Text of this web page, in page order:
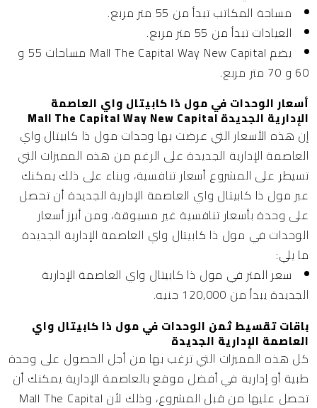
مساحة المكاتب تبدأ من 55 متر مربع.
العيادات تبدأ من 55 متر مربع.
يضم Mall The Capital Way New Capital مساحات 55 و
60 و 70 متر مربع.
أسعار الوحدات في مول ذا كابيتال واي العاصمة
الإدارية الجديدة Mall The Capital Way New Capital
إن هذه الأسعار التي عرضت بها وحدات مول ذا كابيتال واي
العاصمة الإدارية الجديدة على الرغم من هذه المميزات التي
تسيطر على المشروع أسعار تنافسية، وبناء على ذلك يمكنك
عبر مول ذا كابيتال واي العاصمة الإدارية الجديدة أن تحصل
على وحدة بأسعار تنافسية غير مسبوقة، ومن أبرز أسعار
الوحدات في مول ذا كابيتال واي العاصمة الإدارية الجديدة
ما يلي:
سعر المتر في مول ذا كابيتال واي العاصمة الإدارية
الجديدة يبدأ من 120,000 جنيه.
باقات تقسيط ثمن الوحدات في مول ذا كابيتال واي
العاصمة الإدارية الجديدة
كل هذه المميزات التي ترغب بها من أجل الحصول على وحدة
طبية أو إدارية في أفضل موقع بالعاصمة الإدارية يمكنك أن
تحصل عليها من قبل المشروع، وذلك لأن Mall The Capital